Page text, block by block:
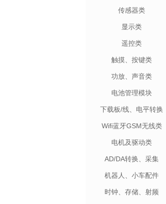
传感器类
显示类
遥控类
触摸、按键类
功放、声音类
电池管理模块
下载板/线、电平转换
Wifi蓝牙GSM无线类
电机及驱动类
AD/DA转换、采集
机器人、小车配件
时钟、存储、射频